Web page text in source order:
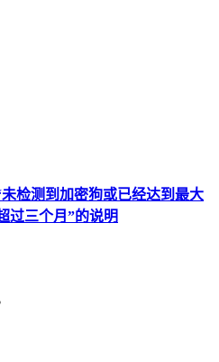
检测到加密狗或已经达到最大
过三个月”的说明